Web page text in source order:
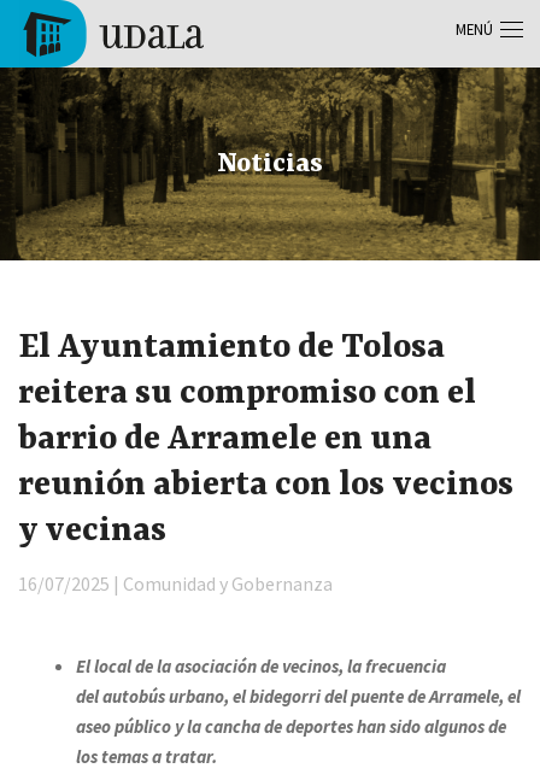
Pasar al contenido principal
Tolosa
Noticias
El Ayuntamiento de Tolosa
reitera su compromiso con el
barrio de Arramele en una
reunión abierta con los vecinos
y vecinas
16/07/2025 | Comunidad y Gobernanza
El local de la asociación de vecinos, la frecuencia
delautobús urbano, el bidegorri del puente de Arramele, el
aseo público y la cancha de deportes han sido algunos de
los temas a tratar.
MENÚ